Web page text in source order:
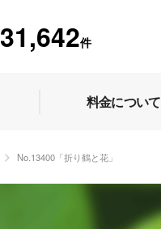
31,642件
料金について
No.13400「折り鶴と花」